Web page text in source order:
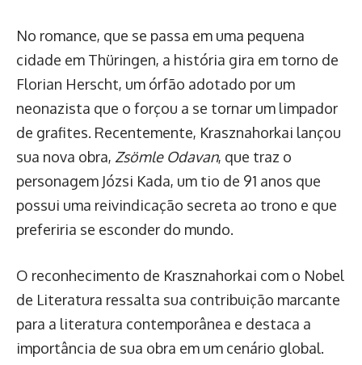
No romance, que se passa em uma pequena
cidade em Thüringen, a história gira em torno de
Florian Herscht, um órfão adotado por um
neonazista que o forçou a se tornar um limpador
de grafites. Recentemente, Krasznahorkai lançou
sua nova obra, Zsömle Odavan, que traz o
personagem Józsi Kada, um tio de 91 anos que
possui uma reivindicação secreta ao trono e que
preferiria se esconder do mundo.
O reconhecimento de Krasznahorkai com o Nobel
de Literatura ressalta sua contribuição marcante
para a literatura contemporânea e destaca a
importância de sua obra em um cenário global.